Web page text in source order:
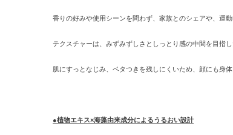
香りの好みや使用シーンを問わず、家族とのシェアや、運
テクスチャーは、みずみずしさとしっとり感の中間を目指し
肌にすっとなじみ、ベタつきを残しにくいため、顔にも身
●植物エキス×海藻由来成分によるうるおい設計